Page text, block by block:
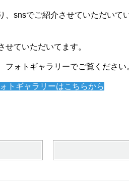
snsでご紹介させていただいて
ていただいてます。
ォトギャラリーでご覧ください
トギャラリーはこちらから